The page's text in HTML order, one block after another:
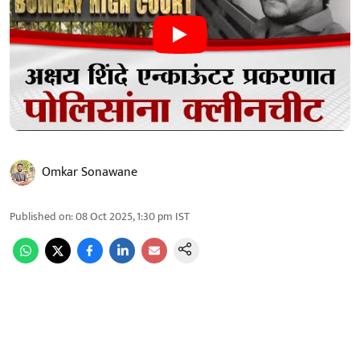
Omkar Sonawane
Published on:08 Oct 2025, 1:30 pm IST